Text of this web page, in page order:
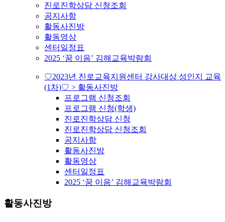
진로진학상담 신청조회
공지사항
활동사진방
활동영상
센터일정표
2025 ‘꿈 이음’ 김해교육박람회
♡2023년 진로교육지원센터 강사대상 성인지 교육
(1차)♡ > 활동사진방
프로그램 신청조회
프로그램 신청(학생)
진로진학상담 신청
진로진학상담 신청조회
공지사항
활동사진방
활동영상
센터일정표
2025 ‘꿈 이음’ 김해교육박람회
활동사진방